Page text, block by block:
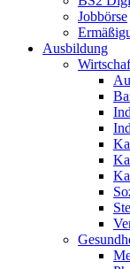
Jobbörse
Ausbildung